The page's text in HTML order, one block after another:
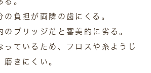
負担が両隣の歯にくる。
ブリッジだと審美的に劣る。
ているため、フロスや糸ようじ
磨きにくい。